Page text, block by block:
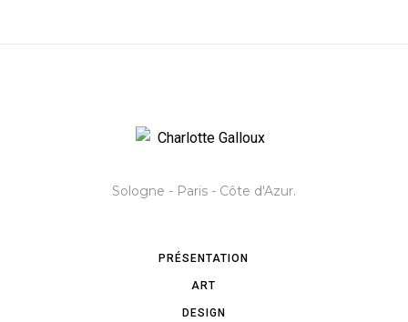
PRÉSENTATION
ART
DESIGN
Sologne - Paris - Côte d'Azur.